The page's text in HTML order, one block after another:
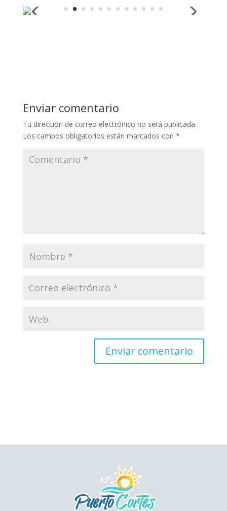
Enviar comentario
Tu dirección de correo electrónico no será publicada.
Los campos obligatorios están marcados con *